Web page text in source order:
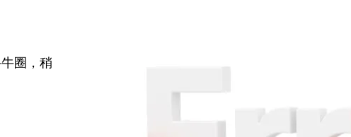
圈，稍